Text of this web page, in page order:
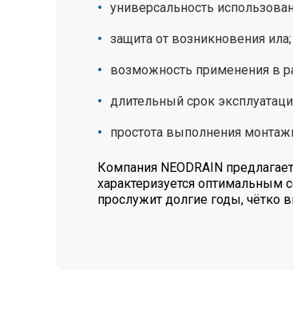
универсальность
защита от возникновения ила;
возможность применения в
длительный срок
простота выполнения
Компания NEODRAIN
характеризуется оптимальным
прослужит долгие годы,